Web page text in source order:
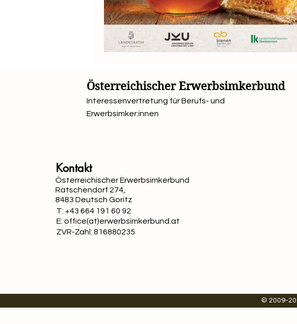
Österreichischer Erwerbsimkerbund
Interessenvertretung für Berufs- und
Erwerbsimker:innen
Kontakt
Österreichischer Erwerbsimkerbund
Ratschendorf 274,
8483 Deutsch Goritz
T: +43 664 191 60 92
E: office(at)erwerbsimkerbund.at
ZVR-Zahl: 816880235
© 2009-